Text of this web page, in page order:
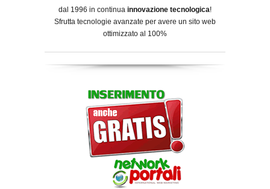
dal 1996 in continua innovazione tecnologica!
Sfrutta tecnologie avanzate per avere un sito web
ottimizzato al 100%